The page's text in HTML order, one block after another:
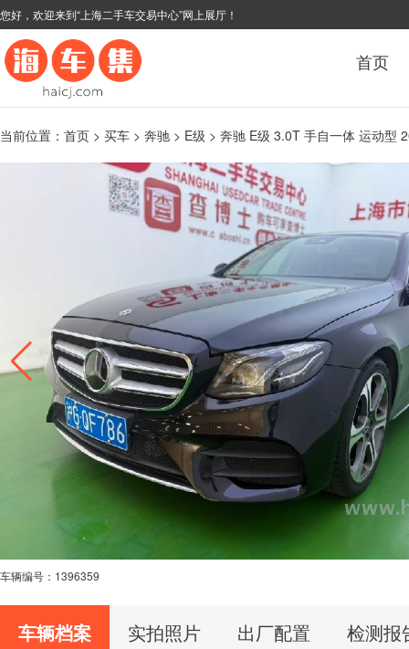
您好，欢迎来到“上海二手车交易中心”网上展厅！
首页
当前位置： 首页 > 买车 > 奔驰 > E级 > 奔驰 E级 3.0T 手自一体 运动型
车辆编号： 1396359
车辆档案 实拍照片 出厂配置 检测报